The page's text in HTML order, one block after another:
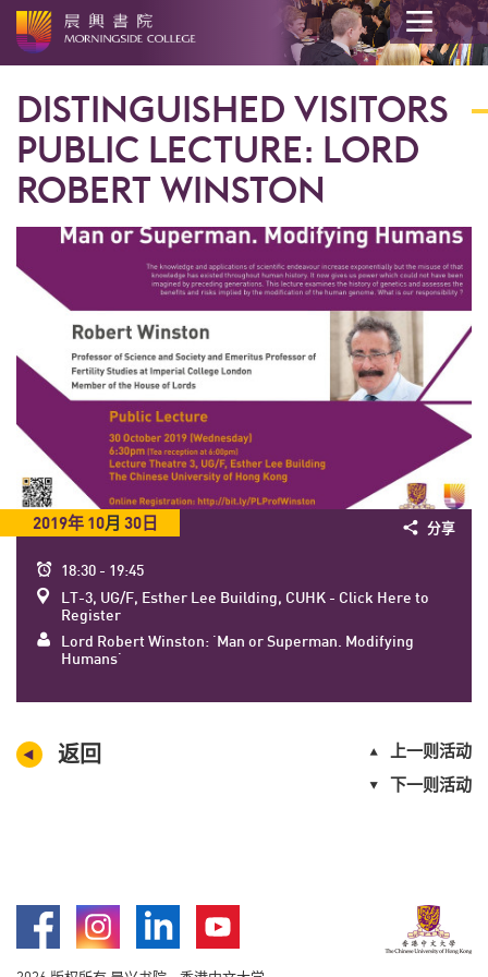
DISTINGUISHED VISITORS
PUBLIC LECTURE: LORD
ROBERT WINSTON
2019年 10月 30日
时
间
18:30 - 19:45
地
点
LT-3, UG/F, Esther Lee Building, CUHK - Click Here to
Register
Speaker
Lord Robert Winston: 'Man or Superman. Modifying
Humans'
分享
返回
上一则活动
下一则活动
Facebook Instagram LinkedIn